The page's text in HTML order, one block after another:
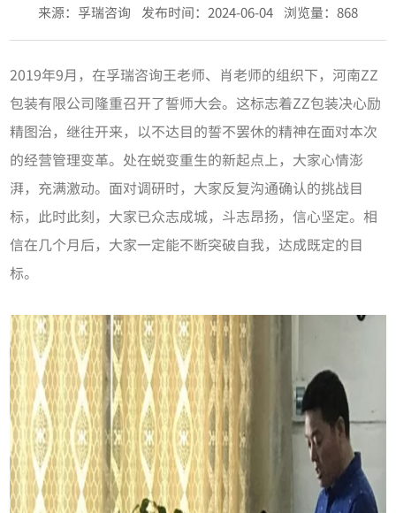
来源：孚瑞咨询 发布时间：2024-06-04 浏览量：868
2019年9月，在孚瑞咨询王老师、肖老师的组织下，河南ZZ
包装有限公司隆重召开了誓师大会。这标志着ZZ包装决心励
精图治，继往开来，以不达目的誓不罢休的精神在面对本次
的经营管理变革。处在蜕变重生的新起点上，大家心情澎
湃，充满激动。面对调研时，大家反复沟通确认的挑战目
标，此时此刻，大家已众志成城，斗志昂扬，信心坚定。相
信在几个月后，大家一定能不断突破自我，达成既定的目
标。